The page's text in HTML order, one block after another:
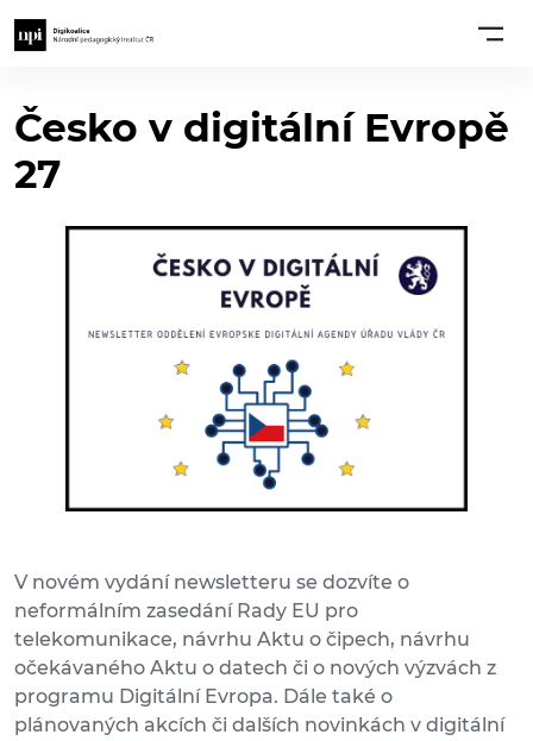
Česko v digitální Evropě
27
V novém vydání newsletteru se dozvíte o
neformálním zasedání Rady EU pro
telekomunikace, návrhu Aktu o čipech, návrhu
očekávaného Aktu o datech či o nových výzvách z
programu Digitální Evropa. Dále také o
plánovaných akcích či dalších novinkách v digitální